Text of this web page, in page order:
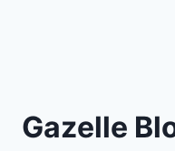
Gazelle